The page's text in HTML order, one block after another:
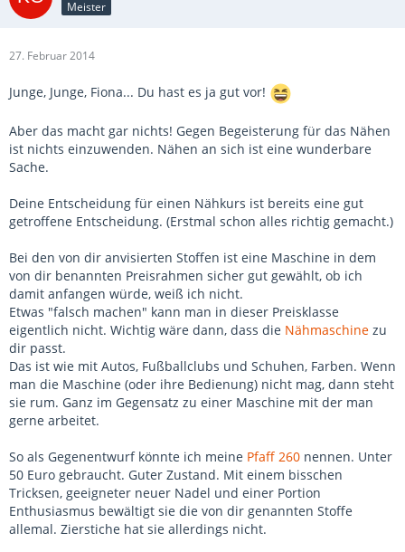
Meister
27. Februar 2014
Junge, Junge, Fiona... Du hast es ja gut vor!
Aber das macht gar nichts! Gegen Begeisterung für das Nähen
ist nichts einzuwenden. Nähen an sich ist eine wunderbare
Sache.
Deine Entscheidung für einen Nähkurs ist bereits eine gut
getroffene Entscheidung. (Erstmal schon alles richtig gemacht.)
Bei den von dir anvisierten Stoffen ist eine Maschine in dem
von dir benannten Preisrahmen sicher gut gewählt, ob ich
damit anfangen würde, weiß ich nicht.
Etwas "falsch machen" kann man in dieser Preisklasse
eigentlich nicht. Wichtig wäre dann, dass die Nähmaschine zu
dir passt.
Das ist wie mit Autos, Fußballclubs und Schuhen, Farben. Wenn
man die Maschine (oder ihre Bedienung) nicht mag, dann steht
sie rum. Ganz im Gegensatz zu einer Maschine mit der man
gerne arbeitet.
So als Gegenentwurf könnte ich meine Pfaff 260 nennen. Unter
50 Euro gebraucht. Guter Zustand. Mit einem bisschen
Tricksen, geeigneter neuer Nadel und einer Portion
Enthusiasmus bewältigt sie die von dir genannten Stoffe
allemal. Zierstiche hat sie allerdings nicht.